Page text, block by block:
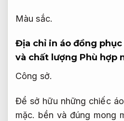
Màu sắc.
Địa chỉ in áo đồng
và chất lượng Phù hợp
Công sở.
Để sở hữu những chiếc
mặc. bền và đúng mong